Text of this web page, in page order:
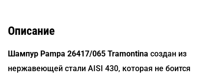
Описание
Шампур Pampa 26417/065 Tramontina создан из
нержавеющей стали AISI 430, которая не боится